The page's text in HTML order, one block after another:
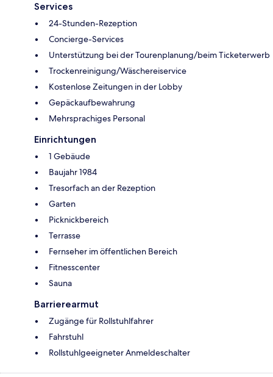
Services
24-Stunden-Rezeption
Concierge-Services
Unterstützung bei der Tourenplanung/beim Ticketerwerb
Trockenreinigung/Wäschereiservice
Kostenlose Zeitungen in der Lobby
Gepäckaufbewahrung
Mehrsprachiges Personal
Einrichtungen
1 Gebäude
Baujahr 1984
Tresorfach an der Rezeption
Garten
Picknickbereich
Terrasse
Fernseher im öffentlichen Bereich
Fitnesscenter
Sauna
Barrierearmut
Zugänge für Rollstuhlfahrer
Fahrstuhl
Rollstuhlgeeigneter Anmeldeschalter